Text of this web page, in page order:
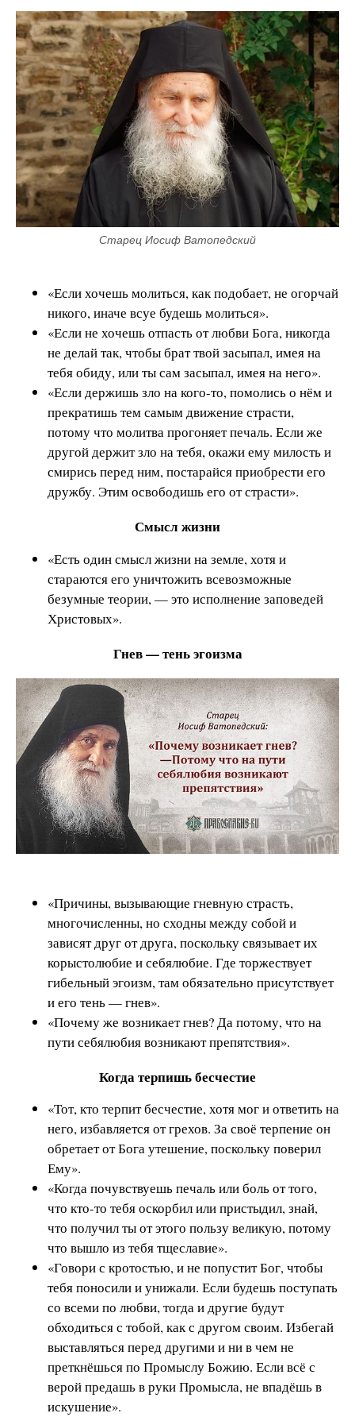
Старец Иосиф Ватопедский
«Если хочешь молиться, как подобает, не огорчай
никого, иначе всуе будешь молиться».
«Если не хочешь отпасть от любви Бога, никогда
не делай так, чтобы брат твой засыпал, имея на
тебя обиду, или ты сам засыпал, имея на него».
«Если держишь зло на кого-то, помолись о нём и
прекратишь тем самым движение страсти,
потому что молитва прогоняет печаль. Если же
другой держит зло на тебя, окажи ему милость и
смирись перед ним, постарайся приобрести его
дружбу. Этим освободишь его от страсти».
Смысл жизни
«Есть один смысл жизни на земле, хотя и
стараются его уничтожить всевозможные
безумные теории, — это исполнение заповедей
Христовых».
Гнев — тень эгоизма
«Причины, вызывающие гневную страсть,
многочисленны, но сходны между собой и
зависят друг от друга, поскольку связывает их
корыстолюбие и себялюбие. Где торжествует
гибельный эгоизм, там обязательно присутствует
и его тень — гнев».
«Почему же возникает гнев? Да потому, что на
пути себялюбия возникают препятствия».
Когда терпишь бесчестие
«Тот, кто терпит бесчестие, хотя мог и ответить на
него, избавляется от грехов. За своё терпение он
обретает от Бога утешение, поскольку поверил
Ему».
«Когда почувствуешь печаль или боль от того,
что кто-то тебя оскорбил или пристыдил, знай,
что получил ты от этого пользу великую, потому
что вышло из тебя тщеславие».
«Говори с кротостью, и не попустит Бог, чтобы
тебя поносили и унижали. Если будешь поступать
со всеми по любви, тогда и другие будут
обходиться с тобой, как с другом своим. Избегай
выставляться перед другими и ни в чем не
преткнёшься по Промыслу Божию. Если всё с
верой предашь в руки Промысла, не впадёшь в
искушение».